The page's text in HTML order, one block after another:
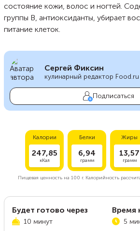
состояние кожи, волос и ногтей.
группы B, антиоксиданты, убирает
питание клеток.
Сергей Фиксин
кулинарный редактор Food.ru
Подписаться
Калории
247,85
кКал
Белки
6,94
грамм
Жиры
13,57
грамм
Пищевая ценность на 100 г.Калорийность
Будет готово через
10 минут
Время
5